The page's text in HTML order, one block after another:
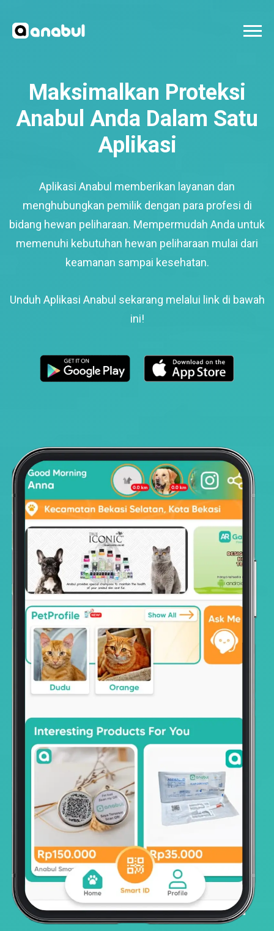
Maksimalkan Proteksi
Anabul Anda Dalam Satu
Aplikasi
Aplikasi Anabul memberikan layanan dan
menghubungkan pemilik dengan para profesi di
bidang hewan peliharaan. Mempermudah Anda untuk
memenuhi kebutuhan hewan peliharaan mulai dari
keamanan sampai kesehatan.
Unduh Aplikasi Anabul sekarang melalui link di bawah
ini!